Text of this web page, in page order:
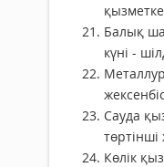
Балық
күні -
Сауда
төртінші
Көлік